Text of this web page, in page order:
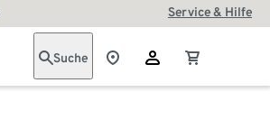
Service & Hilfe
Suche